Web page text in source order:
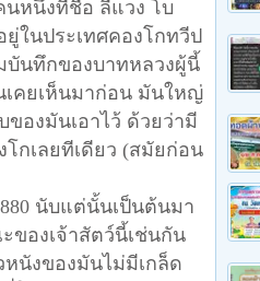
นหนึ่งที่ชื่อ ลีแวง โบ
ยู่ในประเทศคองโกทวีป
บันทึกของบาทหลวงผู้นี้
คยเห็นมาก่อน มันใหญ่
องมันเอาไว้ ด้วยว่ามี
กเลยทีเดียว (สมัยก่อน
นับแต่นั้นเป็นต้นมา
ของเจ้าสัตว์นี้เช่นกัน
นังของมันไม่มีเกล็ด